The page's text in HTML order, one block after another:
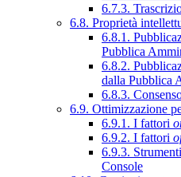
6.7.3.
6.8. Proprietà
6.8.1.
Pubblica
6.8.2.
dalla Pubblica
6.8.3.
6.9. Ottimizzazione
6.9.1. I fattori
6.9.2. I fattori
6.9.3.
Console